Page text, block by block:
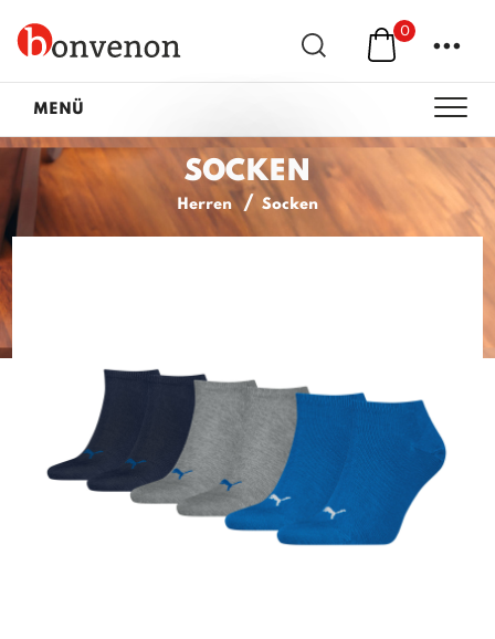
0 ...
MENÜ
SOCKEN
Herren Socken